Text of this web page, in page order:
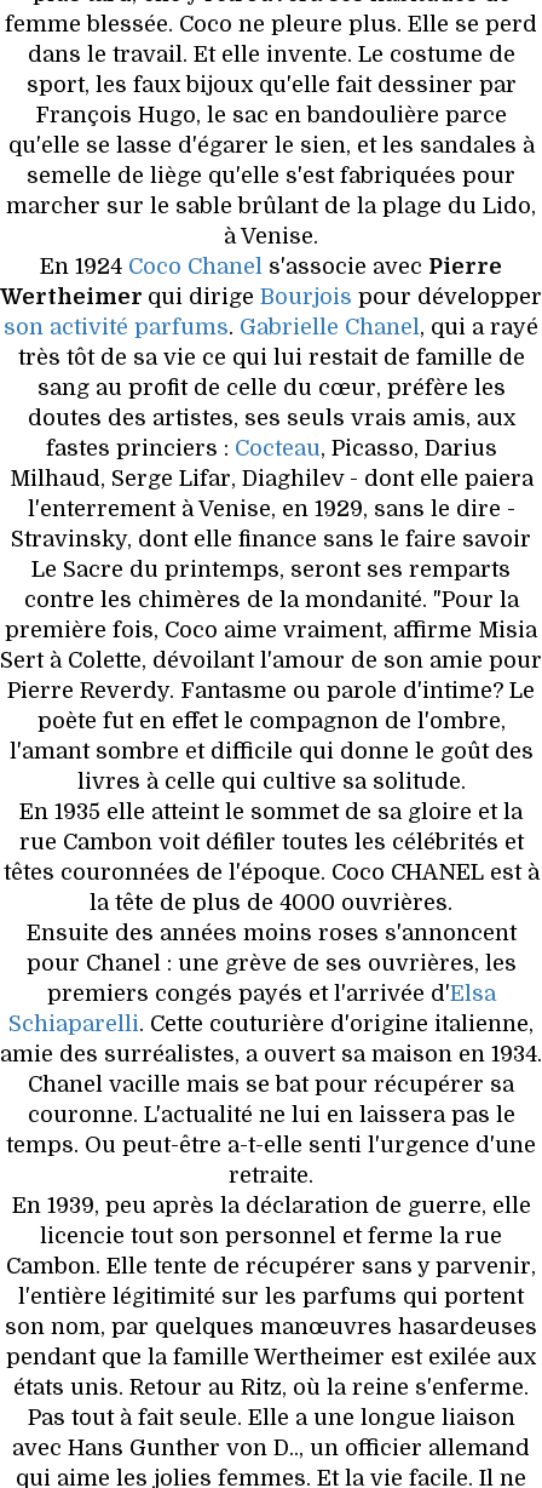
femme blessée. Coco ne pleure plus. Elle se perd
dans le travail. Et elle invente. Le costume de
sport, les faux bijoux qu'elle fait dessiner par
François Hugo, le sac en bandoulière parce
qu'elle se lasse d'égarer le sien, et les sandales à
semelle de liège qu'elle s'est fabriquées pour
marcher sur le sable brûlant de la plage du Lido,
à Venise.
En 1924 Coco Chanel s'associe avec Pierre
Wertheimer qui dirige Bourjois pour développer
son activité parfums. Gabrielle Chanel, qui a rayé
très tôt de sa vie ce qui lui restait de famille de
sang au profit de celle du cœur, préfère les
doutes des artistes, ses seuls vrais amis, aux
fastes princiers : Cocteau, Picasso, Darius
Milhaud, Serge Lifar, Diaghilev - dont elle paiera
l'enterrement à Venise, en 1929, sans le dire -
Stravinsky, dont elle finance sans le faire savoir
Le Sacre du printemps, seront ses remparts
contre les chimères de la mondanité. "Pour la
première fois, Coco aime vraiment, affirme Misia
Sert à Colette, dévoilant l'amour de son amie pour
Pierre Reverdy. Fantasme ou parole d'intime? Le
poète fut en effet le compagnon de l'ombre,
l'amant sombre et difficile qui donne le goût des
livres à celle qui cultive sa solitude.
En 1935 elle atteint le sommet de sa gloire et la
rue Cambon voit défiler toutes les célébrités et
têtes couronnées de l'époque. Coco CHANEL est à
la tête de plus de 4000 ouvrières.
Ensuite des années moins roses s'annoncent
pour Chanel : une grève de ses ouvrières, les
premiers congés payés et l'arrivée d'Elsa
Schiaparelli. Cette couturière d'origine italienne,
amie des surréalistes, a ouvert sa maison en 1934.
Chanel vacille mais se bat pour récupérer sa
couronne. L'actualité ne lui en laissera pas le
temps. Ou peut-être a-t-elle senti l'urgence d'une
retraite.
En 1939, peu après la déclaration de guerre, elle
licencie tout son personnel et ferme la rue
Cambon. Elle tente de récupérer sans y parvenir,
l'entière légitimité sur les parfums qui portent
son nom, par quelques manœuvres hasardeuses
pendant que la famille Wertheimer est exilée aux
états unis. Retour au Ritz, où la reine s'enferme.
Pas tout à fait seule. Elle a une longue liaison
avec Hans Gunther von D.., un officier allemand
qui aime les jolies femmes. Et la vie facile. Il ne